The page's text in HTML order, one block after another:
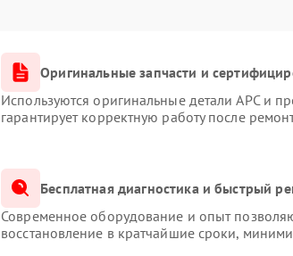
Оригинальные запчасти и
Используются оригинальные детали APC и
гарантирует корректную работу после
Бесплатная диагностика и быстрый
Современное оборудование и опыт
восстановление в кратчайшие сроки,